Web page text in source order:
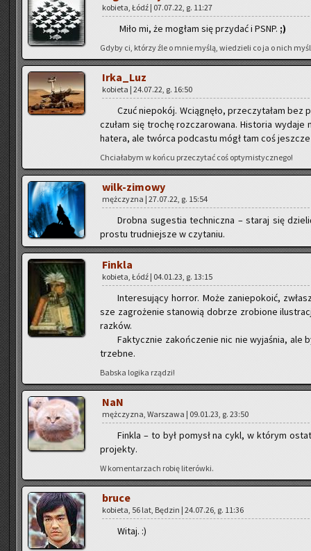
ko­bie­ta, Łódź | 07.07.22, g. 11:27
Miło mi, że mo­głam się przy­dać i PSNP. ;)
Gdyby ci, któ­rzy źle o mnie myślą, wie­dzie­li co ja o nich
Ir­ka­_Luz
ko­bie­ta | 24.07.22, g. 16:50
Czuć nie­po­kój. Wcią­gnę­ło, prze­czy­ta­łam
czu­łam się tro­chę roz­cza­ro­wa­na. Hi­sto­ria
ha­te­ra, ale twór­ca pod­ca­stu mógł tam coś
Chcia­ła­bym w końcu prze­czy­tać coś opty­mi­stycz­ne­go!
wilk-zi­mo­wy
męż­czy­zna | 27.07.22, g. 15:54
Drob­na su­ge­stia tech­nicz­na – sta­raj się
pro­stu trud­niej­sze w czy­ta­niu.
Fin­kla
ko­bie­ta, Łódź | 04.01.23, g. 13:15
In­te­re­su­ją­cy hor­ror. Może za­nie­po­ko­ić,
sze za­gro­że­nie sta­no­wią do­brze zro­bio­ne
raz­ków.
Fak­tycz­nie za­koń­cze­nie nic nie wy­ja­śnia, ale
trzeb­ne.
Bab­ska lo­gi­ka rzą­dzi!
NaN
męż­czy­zna, War­sza­wa | 09.01.23, g. 23:50
Fin­kla – to był po­mysł na cykl, w któ­rym
pro­jek­ty.
W ko­men­ta­rzach robię li­te­rów­ki.
bruce
ko­bie­ta, 56 lat, Bę­dzin | 24.07.26, g. 11:36
Witaj. :)